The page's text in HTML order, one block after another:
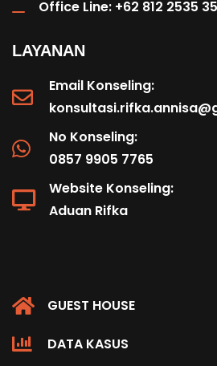
Office Line: +62 812 2535
LAYANAN
Email Konseling:
No Konseling:
0857 9905 7765
Website Konseling:
Aduan Rifka
GUEST HOUSE
DATA KASUS